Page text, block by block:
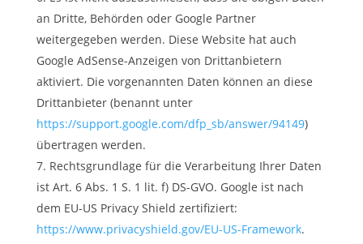
an Dritte, Behörden oder Google Partner
weitergegeben werden. Diese Website hat auch
Google AdSense-Anzeigen von Drittanbietern
aktiviert. Die vorgenannten Daten können an diese
Drittanbieter (benannt unter
https://support.google.com/dfp_sb/answer/94149)
übertragen werden.
Rechtsgrundlage für die Verarbeitung Ihrer Daten
ist Art. 6 Abs. 1 S. 1 lit. f) DS-GVO. Google ist nach
dem EU-US Privacy Shield zertifiziert:
https://www.privacyshield.gov/EU-US-Framework.